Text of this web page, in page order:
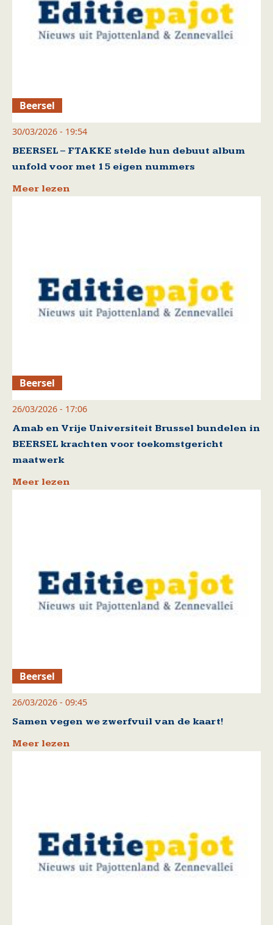
Beersel
30/03/2026 - 19:54
BEERSEL – FTAKKE stelde hun debuut album
unfold voor met 15 eigen nummers
Meer lezen
Beersel
26/03/2026 - 17:06
Amab en Vrije Universiteit Brussel bundelen in
BEERSEL krachten voor toekomstgericht
maatwerk
Meer lezen
Beersel
26/03/2026 - 09:45
Samen vegen we zwerfvuil van de kaart!
Meer lezen